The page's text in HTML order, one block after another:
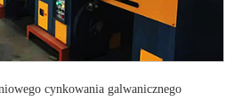
cynkowania galwanicznego